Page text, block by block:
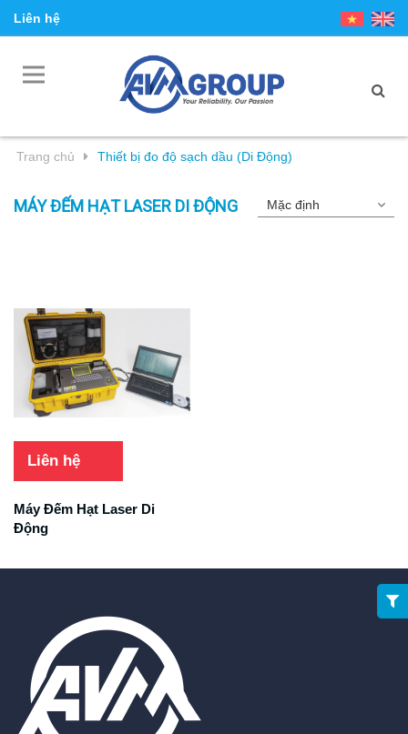
Liên hệ
Trang chủ Thiết bị đo độ sạch dầu (Di Động)
MÁY ĐẾM HẠT LASER DI ĐỘNG
Liên hệ
Máy Đếm Hạt Laser Di
Động